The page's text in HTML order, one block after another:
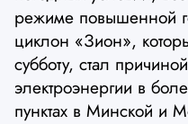
режиме повышенной
циклон «Зион»,
субботу, стал
электроэнергии в
пунктах в Минской и